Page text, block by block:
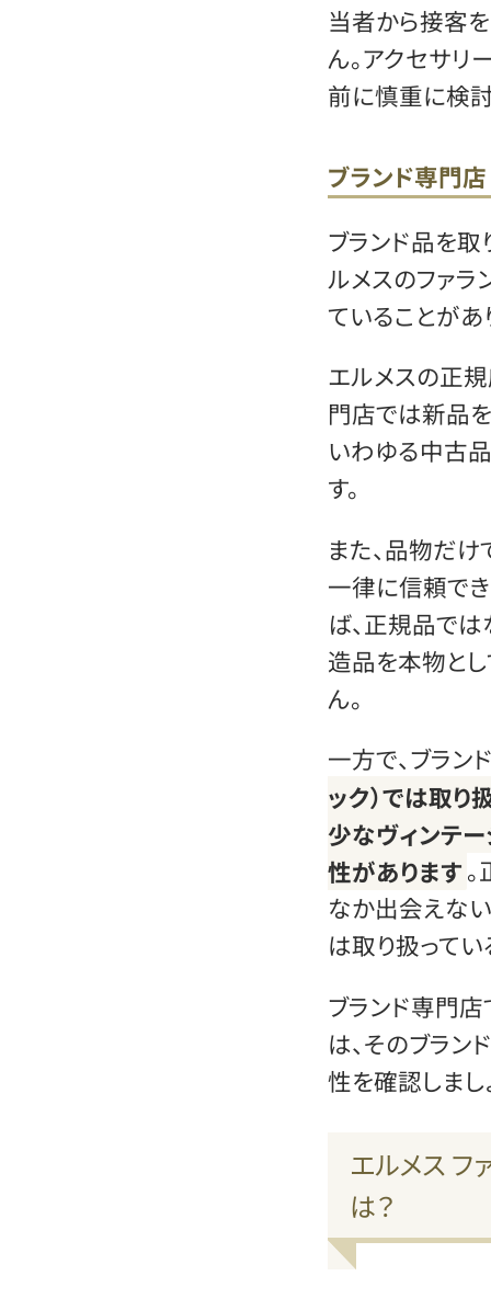
当者から接客
ん。アクセサリ
前に慎重に検
ブランド専門店
ブランド品を取
ルメスのファラ
ていることがあ
エルメスの正
門店では新品
いわゆる中古
す。
また、品物だ
一律に信頼で
ば、正規品で
造品を本物と
ん。
一方で、ブラン
ック）では取
少なヴィンテ
性があります
なか出会えな
は取り扱ってい
ブランド専門
は、そのブラ
性を確認しまし
エルメス フ
は？